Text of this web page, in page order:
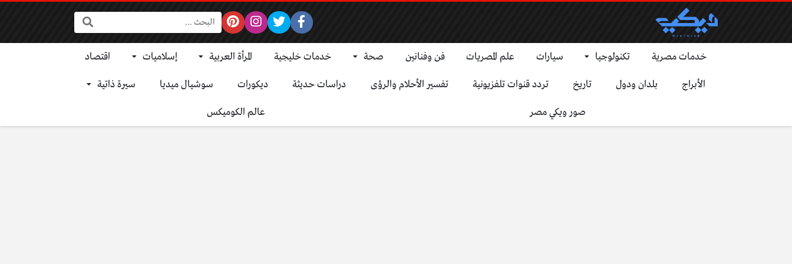
البحث:
خدمات مصرية تكنولوجيا سيارات علم المصريات فن وفنانين صحة خدمات خليجية المرأة العربية إسلاميات اقتصاد
الأبراج بلدان ودول تاريخ تردد قنوات تلفزيونية تفسير الأحلام والرؤى دراسات حديثة ديكورات سوشيال ميديا سيرة ذاتية
صور ويكي مصر عالم الكوميكس